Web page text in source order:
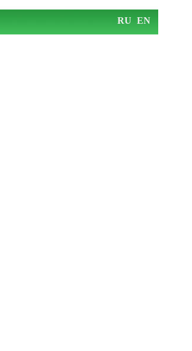
RU EN